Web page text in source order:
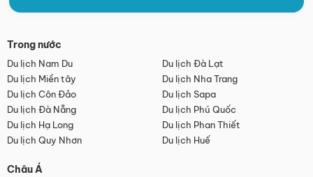
Trong nước
Du lịch Nam Du
Du lịch Đà Lạt
Du lịch Miền tây
Du lịch Nha Trang
Du lịch Côn Đảo
Du lịch Sapa
Du lịch Đà Nẵng
Du lịch Phú Quốc
Du lịch Hạ Long
Du lịch Phan Thiết
Du lịch Quy Nhơn
Du lịch Huế
Châu Á